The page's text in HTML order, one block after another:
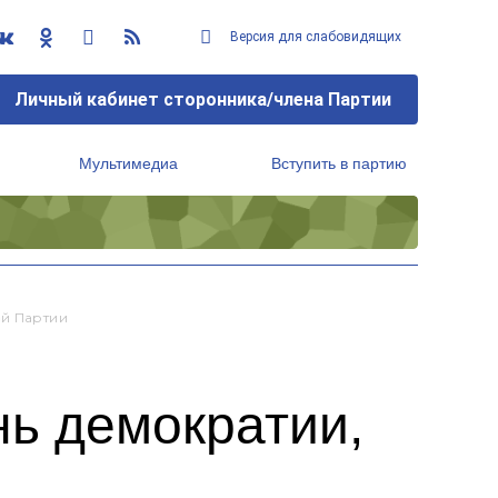
Версия для слабовидящих
Личный кабинет сторонника/члена Партии
Мультимедиа Вступить в партию
Партии
демократии,